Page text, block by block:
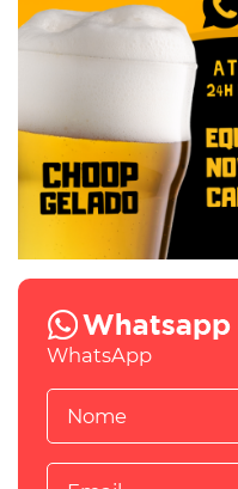
WhatsApp